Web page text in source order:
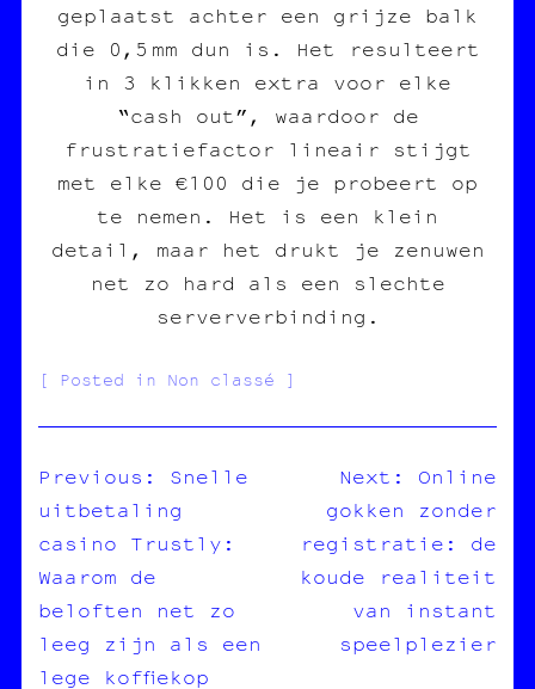
geplaatst achter een grijze balk
die 0,5 mm dun is. Het resulteert
in 3 klikken extra voor elke
“cash out”, waardoor de
frustratiefactor lineair stijgt
met elke €100 die je probeert op
te nemen. Het is een klein
detail, maar het drukt je zenuwen
net zo hard als een slechte
serververbinding.
Posted in Non classé
NAVIGATION
DE
L’ARTICLE
Previous:
Snelle
uitbetaling
casino Trustly:
Waarom de
beloften net zo
leeg zijn als een
lege koffiekop
Next:
Online
gokken zonder
registratie: de
koude realiteit
van instant
speelplezier